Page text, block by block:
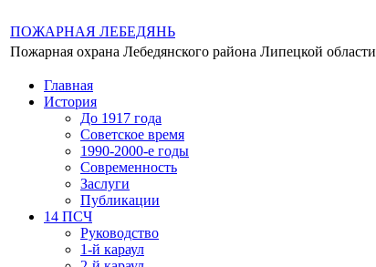
ПОЖАРНАЯ ЛЕБЕДЯНЬ
Пожарная охрана Лебедянского района Липецкой области
Главная
История
До 1917 года
Советское время
1990-2000-е годы
Современность
Заслуги
Публикации
14 ПСЧ
Руководство
1-й караул